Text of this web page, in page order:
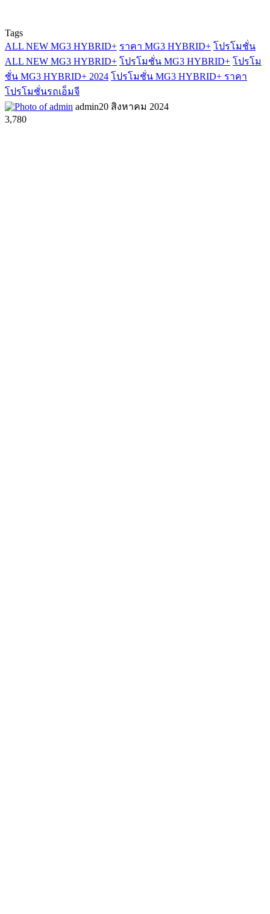
Tags
ALL NEW MG3 HYBRID+ ราคา MG3 HYBRID+ โปรโมชั่น
ALL NEW MG3 HYBRID+ โปรโมชั่น MG3 HYBRID+ โปรโม
ชั่น MG3 HYBRID+ 2024 โปรโมชั่น MG3 HYBRID+ ราคา
โปรโมชั่นรถเอ็มจี
admin20 สิงหาคม 2024
3,780